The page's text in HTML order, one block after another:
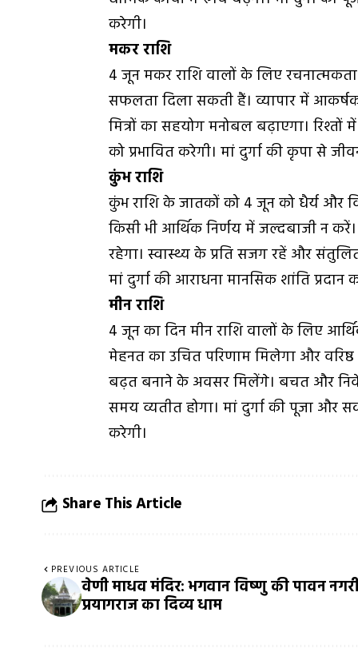
करेगी।
मकर राशि
4 जून मकर राशि वालों के लिए रचनात्मकता
सफलता दिला सकती हैं। व्यापार में आकर्षक
मित्रों का सहयोग मनोबल बढ़ाएगा।
को प्रभावित करेगी। मां दुर्गा की कृपा से
कुंभ राशि
कुंभ राशि के जातकों को 4 जून को धैर्य और
किसी भी आर्थिक निर्णय में जल्दबाजी न
रहेगा। स्वास्थ्य के प्रति सजग रहें और
मां दुर्गा की आराधना मानसिक शांति
मीन राशि
4 जून का दिन मीन राशि वालों के लिए
मेहनत का उचित परिणाम मिलेगा और वरिष्ठ
बढ़त बनाने के अवसर मिलेंगे। बचत और
समय व्यतीत होगा। मां दुर्गा की पूजा और
करेगी।
Share This Article
PREVIOUS ARTICLE
वेणी माधव मंदिर: भगवान विष्णु की पावन
प्रयागराज का दिव्य धाम